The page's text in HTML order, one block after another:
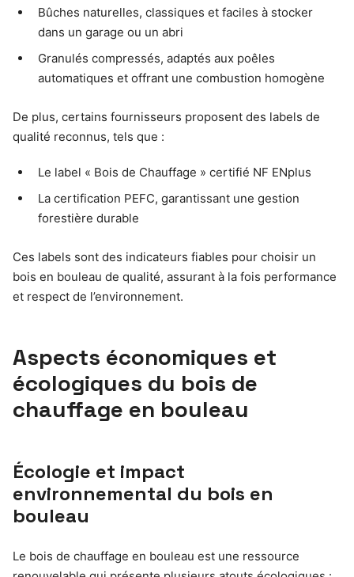
Bûches naturelles, classiques et faciles à stocker
dans un garage ou un abri
Granulés compressés, adaptés aux poêles
automatiques et offrant une combustion homogène
De plus, certains fournisseurs proposent des labels de
qualité reconnus, tels que :
Le label « Bois de Chauffage » certifié NF ENplus
La certification PEFC, garantissant une gestion
forestière durable
Ces labels sont des indicateurs fiables pour choisir un
bois en bouleau de qualité, assurant à la fois performance
et respect de l’environnement.
Aspects économiques et
écologiques du bois de
chauffage en bouleau
Écologie et impact
environnemental du bois en
bouleau
Le bois de chauffage en bouleau est une ressource